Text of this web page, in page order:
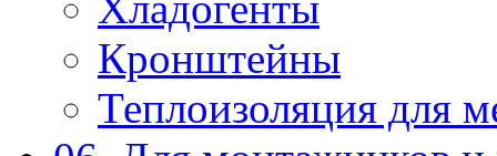
Кронштейны
Теплоизоляция для